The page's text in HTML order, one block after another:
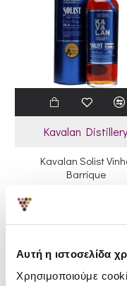
Αυτή η ιστοσελίδα
Χρησιμοποιούμε
Kavalan Distillery
Kavalan Solist
Barrique
Μόνο 1 Διαθέσιμο